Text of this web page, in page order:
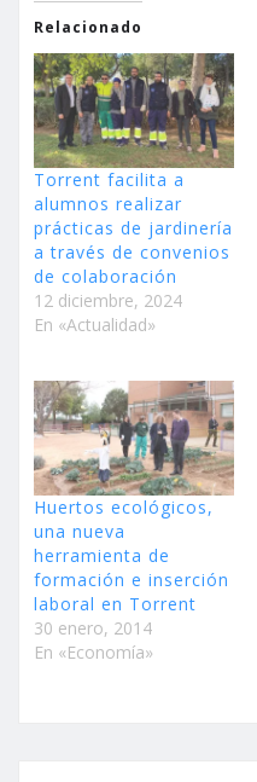
Relacionado
Torrent facilita a
alumnos realizar
prácticas de jardinería
a través de convenios
de colaboración
12 diciembre, 2024
En «Actualidad»
Huertos ecológicos,
una nueva
herramienta de
formación e inserción
laboral en Torrent
30 enero, 2014
En «Economía»